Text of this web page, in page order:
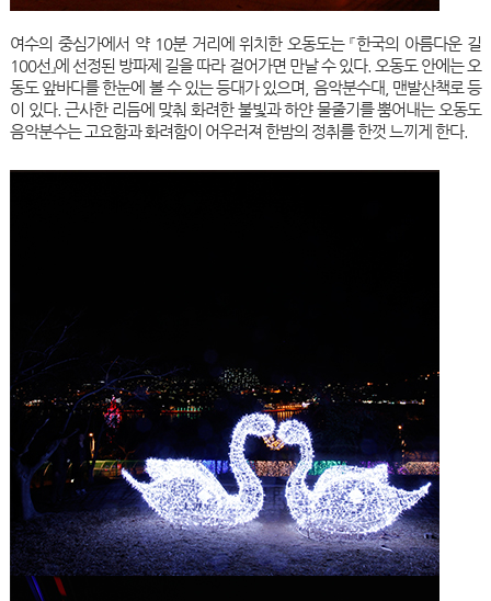
여수의 중심가에서 약 10분 거리에 위치한 오동도는 『한국의 아름다운 길
100선』에 선정된 방파제 길을 따라 걸어가면 만날 수 있다. 오동도 안에는 오
동도 앞바다를 한눈에 볼 수 있는 등대가 있으며, 음악분수대, 맨발산책로 등
이 있다. 근사한 리듬에 맞춰 화려한 불빛과 하얀 물줄기를 뿜어내는 오동도
음악분수는 고요함과 화려함이 어우러져 한밤의 정취를 한껏 느끼게 한다.